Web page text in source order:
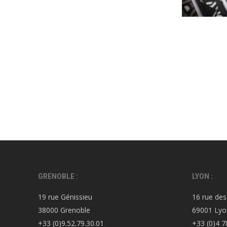
GRENOBLE :
19 rue Génissieu
38000 Grenoble
+33 (0)9.52.79.30.01
LYON :
16 rue
69001
+33 (0)4